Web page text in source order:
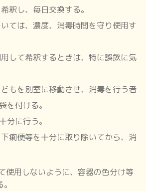
手指の衛生管理
消毒の種類と方法
釈し、毎日交換する。
ては、濃度、消毒時間を守り使用す
して希釈するときは、特に誤飲に気
もを別室に移動させ、消毒を行う者
を付ける。
分に行う。
痢便等を十分に取り除いてから、消
使用しないように、容器の色分け等